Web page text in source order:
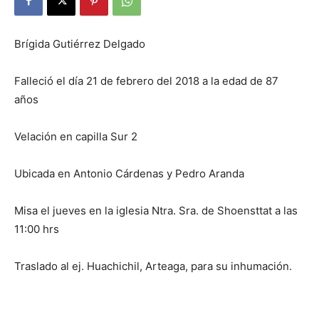
Brígida Gutiérrez Delgado
Falleció el día 21 de febrero del 2018 a la edad de 87
años
Velación en capilla Sur 2
Ubicada en Antonio Cárdenas y Pedro Aranda
Misa el jueves en la iglesia Ntra. Sra. de Shoensttat a las
11:00 hrs
Traslado al ej. Huachichil, Arteaga, para su inhumación.